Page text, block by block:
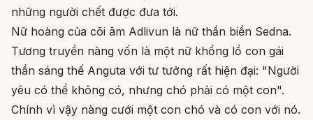
những người chết được đưa tới.
Nữ hoàng của cõi âm Adlivun là nữ thần biển Sedna.
Tương truyền nàng vốn là một nữ khổng lồ con gái
thần sáng thế Anguta với tư tưởng rất hiện đại: "Người
yêu có thể không có, nhưng chó phải có một con".
Chính vì vậy nàng cưới một con chó và có con với nó.